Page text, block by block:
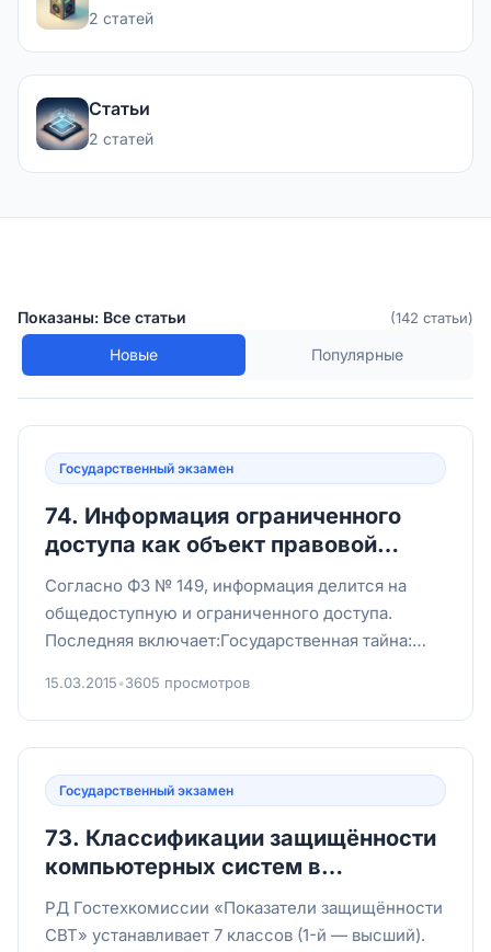
2 статей
Статьи
2 статей
Показаны: Все статьи (142 статьи)
Новые Популярные
Государственный экзамен
74. Информация ограниченного
доступа как объект правовой
охраны.
Согласно ФЗ № 149, информация делится на
общедоступную и ограниченного доступа.
Последняя включает:Государственная тайна:
15.03.2015•3605 просмотров
Государственный экзамен
73. Классификации защищённости
компьютерных систем в
соответствии с законодательством
РФ.
РД Гостехкомиссии «Показатели защищённости
СВТ» устанавливает 7 классов (1-й — высший).